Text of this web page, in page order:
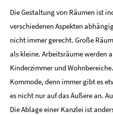
Die Gestaltung von Räumen ist
verschiedenen Aspekten
nicht immer gerecht. Große
als kleine. Arbeitsräume werden
Kinderzimmer und
Kommode, denn immer gibt es
es nicht nur auf das Äußere an.
Die Ablage einer Kanzlei ist